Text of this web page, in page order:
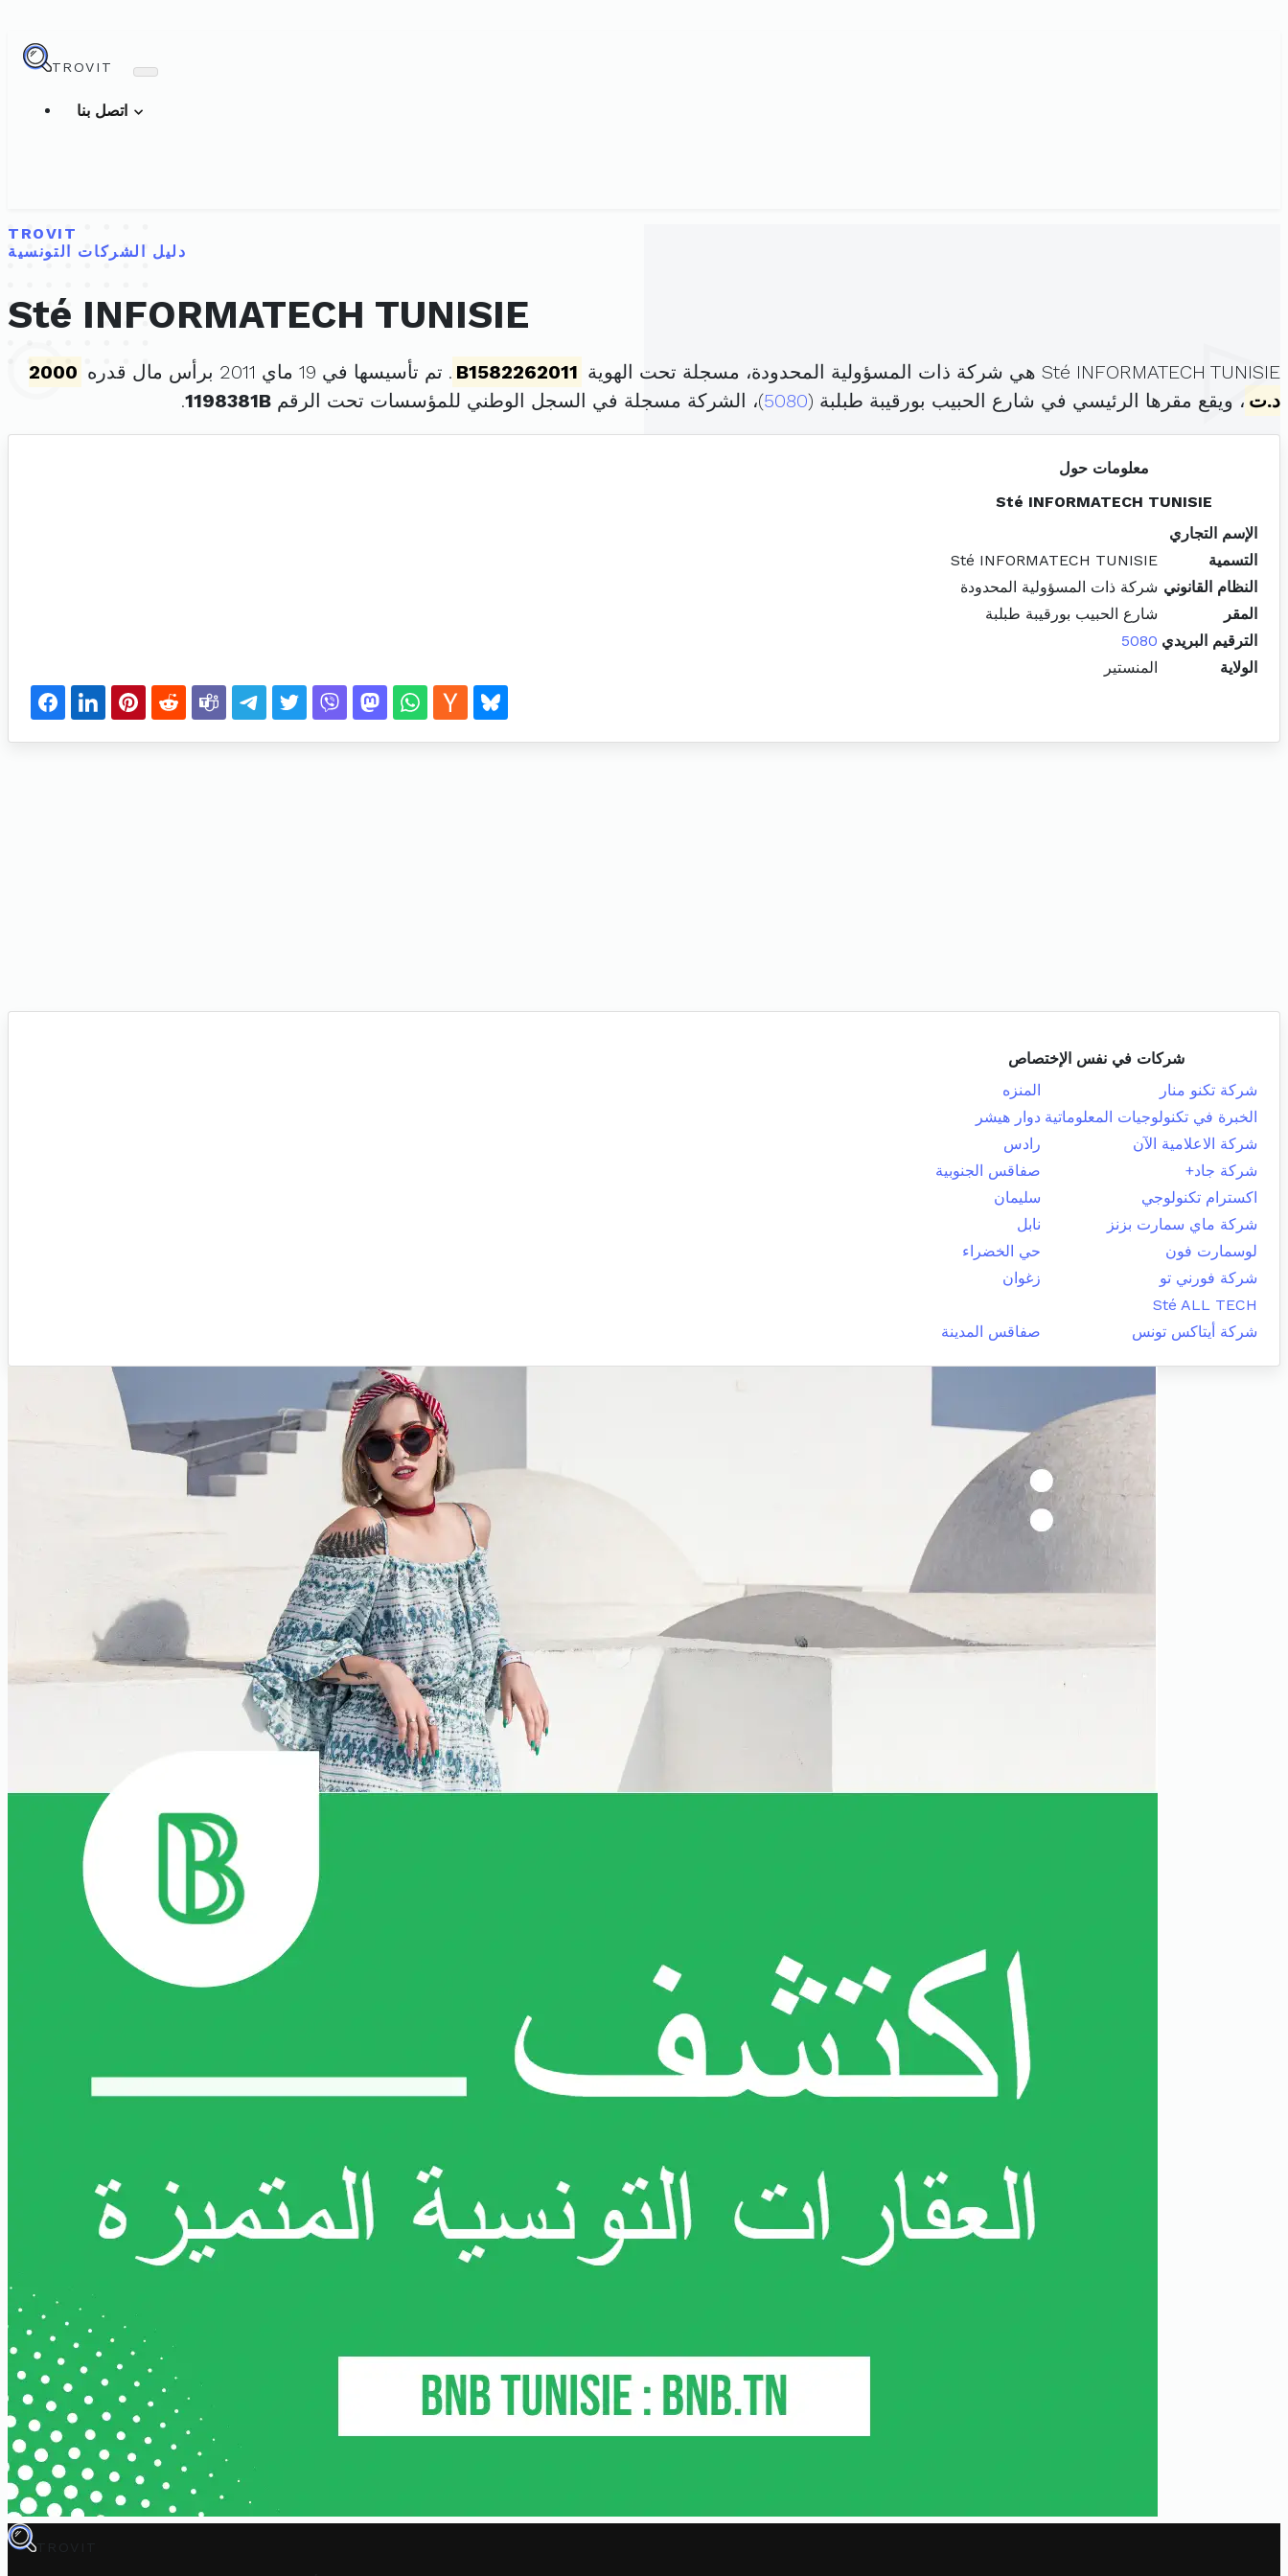
TROVIT
TROVIT
دليل الشركات التونسية
Sté INFORMATECH TUNISIE
Sté INFORMATECH TUNISIE هي شركة ذات المسؤولية المحدودة، مسجلة تحت الهوية B1582262011 . تم تأسيسها في 19 ماي 2011 برأس مال قدره
2000
د.ت ، ويقع مقرها الرئيسي في شارع الحبيب بورقيبة طبلبة (5080)، الشركة مسجلة في السجل الوطني للمؤسسات تحت الرقم 1198381B
.
معلومات حول
Sté INFORMATECH TUNISIE
الإسم التجاري
التسمية
Sté INFORMATECH TUNISIE
النظام القانوني شركة ذات المسؤولية المحدودة
المقر
شارع الحبيب بورقيبة طبلبة
الترقيم البريدي 5080
الولاية
المنستير
شركات في نفس الإختصاص
شركة تكنو منار
المنزه
الخبرة في تكنولوجيات المعلوماتية دوار هيشر
شركة الاعلامية الآن
رادس
شركة جاد+
صفاقس الجنوبية
اكسترام تكنولوجي
سليمان
شركة ماي سمارت بزنز
نابل
لوسمارت فون
حي الخضراء
شركة فورني تو
زغوان
Sté ALL TECH
شركة أيتاكس تونس
صفاقس المدينة
TROVIT